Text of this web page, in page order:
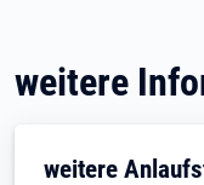
weitere
weitere